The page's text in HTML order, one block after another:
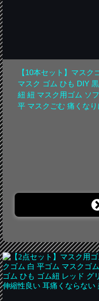
【10本セット】マス
マスク ゴム ひも DIY
紐 紐 マスク用ゴム ソ
平 マスクごむ 痛くな